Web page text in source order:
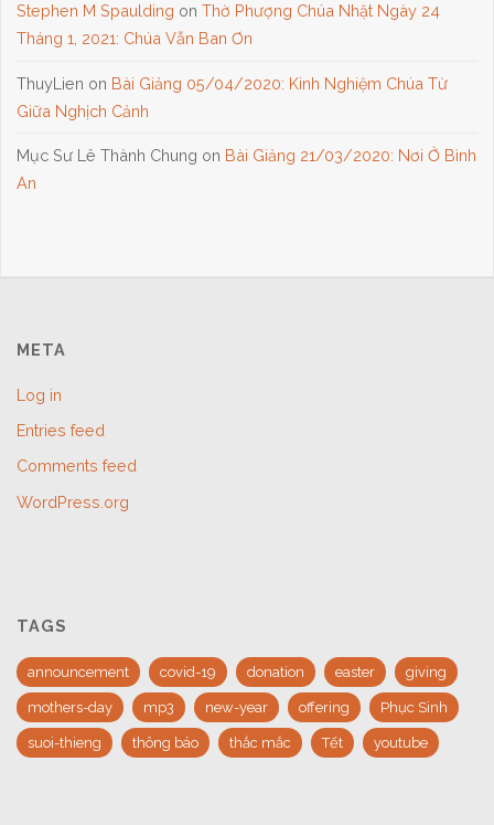
Stephen M Spaulding onThờ Phượng Chúa Nhật Ngày 24
Tháng 1, 2021: Chúa Vẫn Ban Ơn
ThuyLien on Bài Giảng 05/04/2020: Kinh Nghiệm Chúa Từ
Giữa Nghịch Cảnh
Mục Sư Lê Thành Chung on Bài Giảng 21/03/2020: Nơi Ở Bình
An
META
Log in
Entries feed
Comments feed
WordPress.org
TAGS
announcement covid-19 donation easter giving
mothers-day mp3 new-year offering Phục Sinh
suoi-thieng thông báo thắc mắc Tết youtube